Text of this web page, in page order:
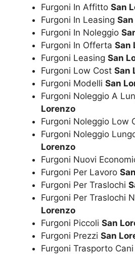
Furgoni In Affitto San
Furgoni In Leasing
Furgoni In Noleggio
Furgoni In Offerta San
Furgoni Leasing San
Furgoni Low Cost San
Furgoni Modelli San
Furgoni Noleggio A
Lorenzo
Furgoni Noleggio Low
Furgoni Noleggio
Lorenzo
Furgoni Nuovi
Furgoni Per Lavoro
Furgoni Per Traslochi
Furgoni Per Traslochi
Lorenzo
Furgoni Piccoli San
Furgoni Prezzi San
Furgoni Trasporto